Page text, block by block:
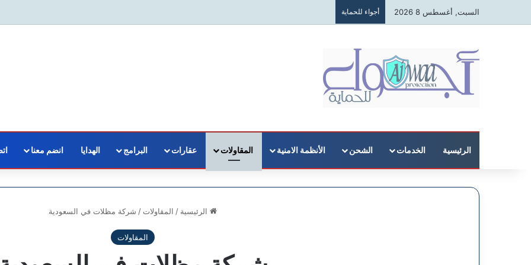
السبت, أغسطس 8 2026 أجواء للحماية
الرئيسية الخدمات الشحن الأنظمة الامنية المقاولات عقارات البرامج الهدايا انضم معنا
الرئيسية / المقاولات / شركة مظلات في السعودية
المقاولات